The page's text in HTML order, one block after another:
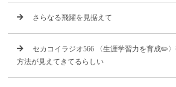
さらなる飛躍を見据えて
セカコイラジオ566 〈生涯学習力を育成✏️
方法が見えてきてるらしい